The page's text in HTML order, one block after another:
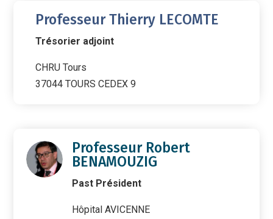
Professeur Thierry LECOMTE
Trésorier adjoint
CHRU Tours
37044 TOURS CEDEX 9
Professeur Robert
BENAMOUZIG
Past Président
Hôpital AVICENNE